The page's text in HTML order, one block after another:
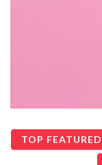
TOP FEATURED